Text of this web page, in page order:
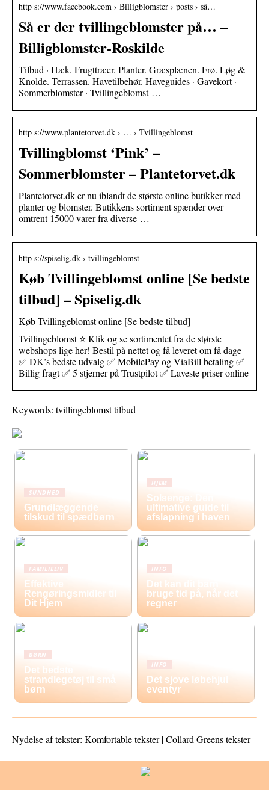
http s://www.facebook.com › Billigblomster › posts › så…
Så er der tvillingeblomster på… –
Billigblomster-Roskilde
Tilbud · Hæk. Frugttræer. Planter. Græsplænen. Frø. Løg &
Knolde. Terrassen. Havetilbehør. Haveguides · Gavekort ·
Sommerblomster · Tvillingeblomst …
http s://www.plantetorvet.dk › … › Tvillingeblomst
Tvillingblomst ‘Pink’ –
Sommerblomster – Plantetorvet.dk
Plantetorvet.dk er nu iblandt de største online butikker med
planter og blomster. Butikkens sortiment spænder over
omtrent 15000 varer fra diverse …
http s://spiselig.dk › tvillingeblomst
Køb Tvillingeblomst online [Se bedste
tilbud] – Spiselig.dk
Køb Tvillingeblomst online [Se bedste tilbud]
Tvillingeblomst ⭐ Klik og se sortimentet fra de største
webshops lige her! Bestil på nettet og få leveret om få dage
✅ DK’s bedste udvalg ✅ MobilePay og ViaBill betaling ✅
Billig fragt ✅ 5 stjerner på Trustpilot ✅ Laveste priser online
Keywords: tvillingeblomst tilbud
SUNDHED
Grundlæggende
tilskud til spædbørn
HJEM
Solsenge: Den
ultimative guide til
afslapning i haven
FAMILIELIV
Effektive
Rengøringsmidler til
Dit Hjem
INFO
Det kan dit barn
bruge tid på, når det
regner
BØRN
Det bedste
strandlegetøj til små
børn
INFO
Det sjove løbehjul
eventyr
Nydelse af tekster: Komfortable tekster | Collard Greens tekster